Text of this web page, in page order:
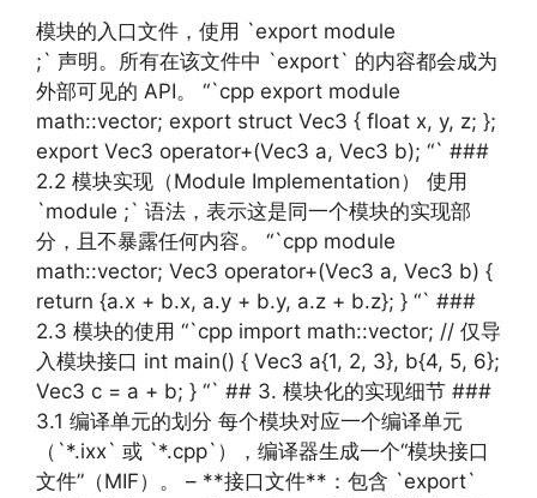
模块的入口文件，使用 `export module
;` 声明。所有在该文件中 `export` 的内容都会成为
外部可见的 API。 “`cpp export module
math::vector; export struct Vec3 { float x, y, z; };
export Vec3 operator+(Vec3 a, Vec3 b); “` ###
2.2 模块实现（Module Implementation） 使用
`module ;` 语法，表示这是同一个模块的实现部
分，且不暴露任何内容。 “`cpp module
math::vector; Vec3 operator+(Vec3 a, Vec3 b) {
return {a.x + b.x, a.y + b.y, a.z + b.z}; } “` ###
2.3 模块的使用 “`cpp import math::vector; // 仅导
入模块接口 int main() { Vec3 a{1, 2, 3}, b{4, 5, 6};
Vec3 c = a + b; } “` ## 3. 模块化的实现细节 ###
3.1 编译单元的划分 每个模块对应一个编译单元
（`*.ixx` 或 `*.cpp`），编译器生成一个“模块接口
文件”（MIF）。 – **接口文件**：包含 `export`